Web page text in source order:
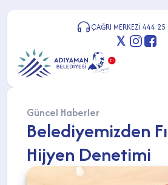
ÇAĞRI MERKEZİ 444
Güncel Haberler
Belediyemizden
Hijyen Denetimi